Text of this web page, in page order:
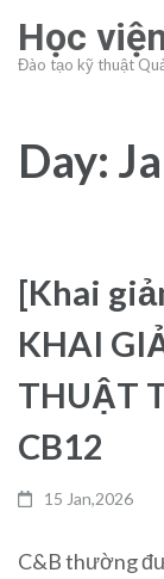
content
Enter)
Học
Đào tạo kỹ thuật
Day:
[Khai
KHAI
THUẬT
CB12
15 Jan,2026
C&B thường